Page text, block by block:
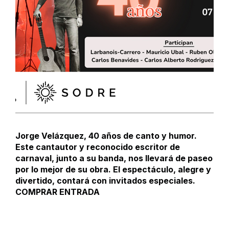
Jorge Velázquez, 40 años de canto y humor.
Este cantautor y reconocido escritor de
carnaval, junto a su banda, nos llevará de paseo
por lo mejor de su obra. El espectáculo, alegre y
divertido, contará con invitados especiales.
COMPRAR ENTRADA